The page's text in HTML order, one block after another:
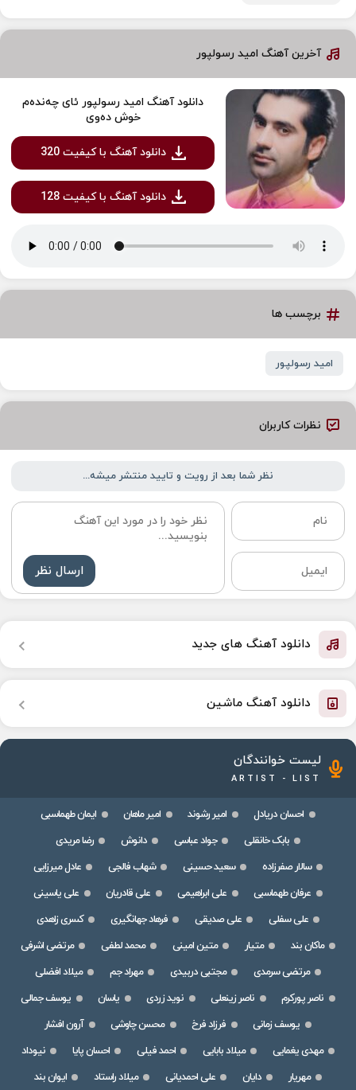
آخرین آهنگ امید رسولپور
دانلود آهنگ امید رسولپور ئای چەندەم
خوش دەوی
دانلود آهنگ با کیفیت 320
دانلود آهنگ با کیفیت 128
برچسب ها
امید رسولپور
نظرات کاربران
نظر شما بعد از رویت و تایید منتشر میشه...
ارسال نظر
دانلود آهنگ های جدید
دانلود آهنگ ماشین
لیست خوانندگان
ARTIST - LIST
احسان دریادل امیر رشوند امیر ماهان
ایمان طهماسبی
بابک خانقلی
جواد عباسی دانوش
رضا مریدی
سالار صفرزاده
سعید حسینی شهاب فالجی
عادل میرزایی
عرفان طهماسبی
علی ابراهیمی علی قادریان
علی یاسینی
علی سفلی
علی صدیقی فرهاد جهانگیری
کسری زاهدی
ماکان بند
متیار متین امینی محمد لطفی
مرتضی اشرفی
مرتضی سرمدی
مجتبی دربیدی مهراد جم
میلاد افضلی
ناصر پورکرم
ناصر زینعلی نوید زردی یاسان
یوسف جمالی
یوسف زمانی
فرزاد فرخ محسن چاوشی
آرون افشار
مهدی یغمایی
میلاد بابایی احمد فیلی احسان پایا
نیوداد
مهریار
دایان علی احمدیانی میلاد راستاد ایوان بند